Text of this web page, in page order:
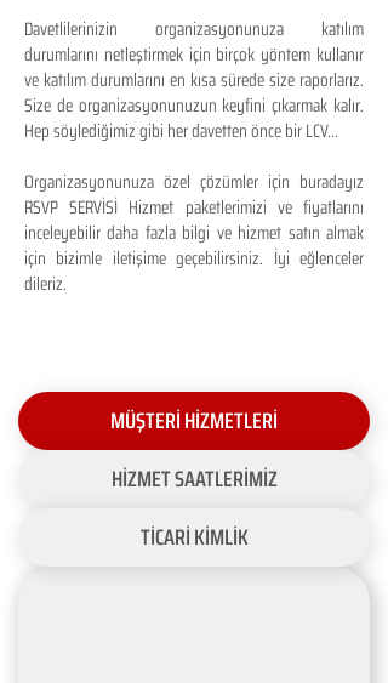
Davetlilerinizin organizasyonunuza katılım
durumlarını netleştirmek için birçok yöntem kullanır
ve katılım durumlarını en kısa sürede size raporlarız.
Size de organizasyonunuzun keyfini çıkarmak kalır.
Hep söylediğimiz gibi her davetten önce bir LCV...
Organizasyonunuza özel çözümler için buradayız
RSVP SERVİSİ Hizmet paketlerimizi ve fiyatlarını
inceleyebilir daha fazla bilgi ve hizmet satın almak
için bizimle iletişime geçebilirsiniz. İyi eğlenceler
dileriz.
MÜŞTERİ HİZMETLERİ
HİZMET SAATLERİMİZ
TİCARİ KİMLİK